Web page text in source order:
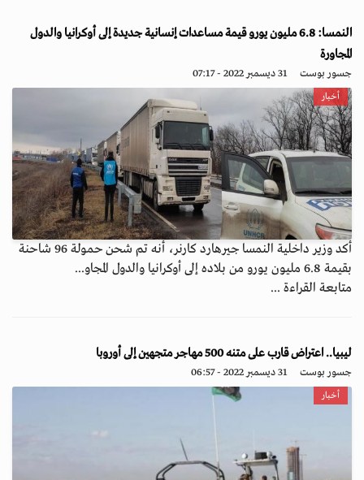
النمسا: 6.8 مليون يورو قيمة مساعدات إنسانية جديدة إلى أوكرانيا والدول
المجاورة
جسور بوست 31 ديسمبر 2022 - 07:17
أخبار
أكد وزير داخلية النمسا جيرهارد كارنر، أنه تم شحن حمولة 96 شاحنة
بقيمة 6.8 مليون يورو من بلاده إلى أوكرانيا والدول المجاو...
متابعة القراءة ...
ليبيا.. اعتراض قارب على متنه 500 مهاجر متجهين إلى أوروبا
جسور بوست 31 ديسمبر 2022 - 06:57
أخبار